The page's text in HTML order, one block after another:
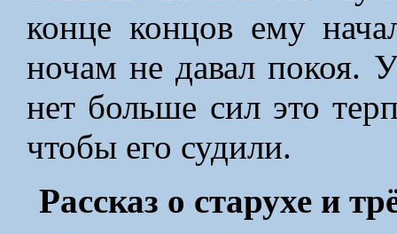
конце концов ему
ночам не давал покоя.
нет больше сил это
чтобы его судили.
Рассказ о старухе и